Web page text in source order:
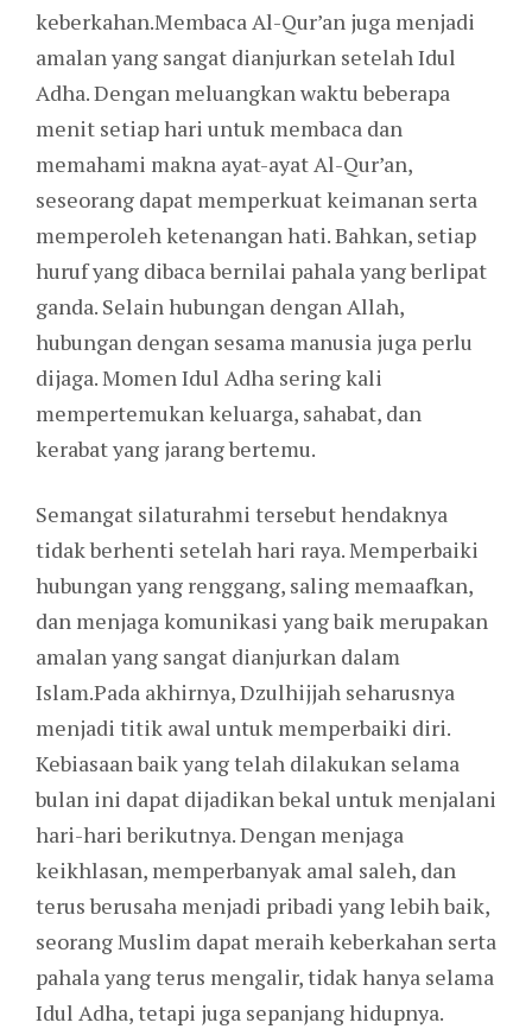
keberkahan.Membaca Al-Qur’an juga menjadi
amalan yang sangat dianjurkan setelah Idul
Adha. Dengan meluangkan waktu beberapa
menit setiap hari untuk membaca dan
memahami makna ayat-ayat Al-Qur’an,
seseorang dapat memperkuat keimanan serta
memperoleh ketenangan hati. Bahkan, setiap
huruf yang dibaca bernilai pahala yang berlipat
ganda. Selain hubungan dengan Allah,
hubungan dengan sesama manusia juga perlu
dijaga. Momen Idul Adha sering kali
mempertemukan keluarga, sahabat, dan
kerabat yang jarang bertemu.
Semangat silaturahmi tersebut hendaknya
tidak berhenti setelah hari raya. Memperbaiki
hubungan yang renggang, saling memaafkan,
dan menjaga komunikasi yang baik merupakan
amalan yang sangat dianjurkan dalam
Islam.Pada akhirnya, Dzulhijjah seharusnya
menjadi titik awal untuk memperbaiki diri.
Kebiasaan baik yang telah dilakukan selama
bulan ini dapat dijadikan bekal untuk menjalani
hari-hari berikutnya. Dengan menjaga
keikhlasan, memperbanyak amal saleh, dan
terus berusaha menjadi pribadi yang lebih baik,
seorang Muslim dapat meraih keberkahan serta
pahala yang terus mengalir, tidak hanya selama
Idul Adha, tetapi juga sepanjang hidupnya.